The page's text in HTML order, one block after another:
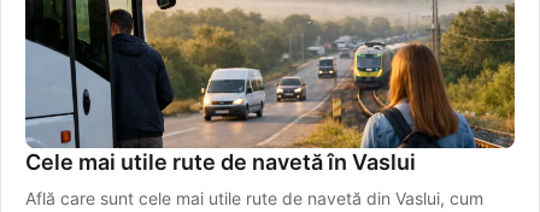
Cele mai utile rute de navetă în Vaslui
Află care sunt cele mai utile rute de navetă din Vaslui, cum